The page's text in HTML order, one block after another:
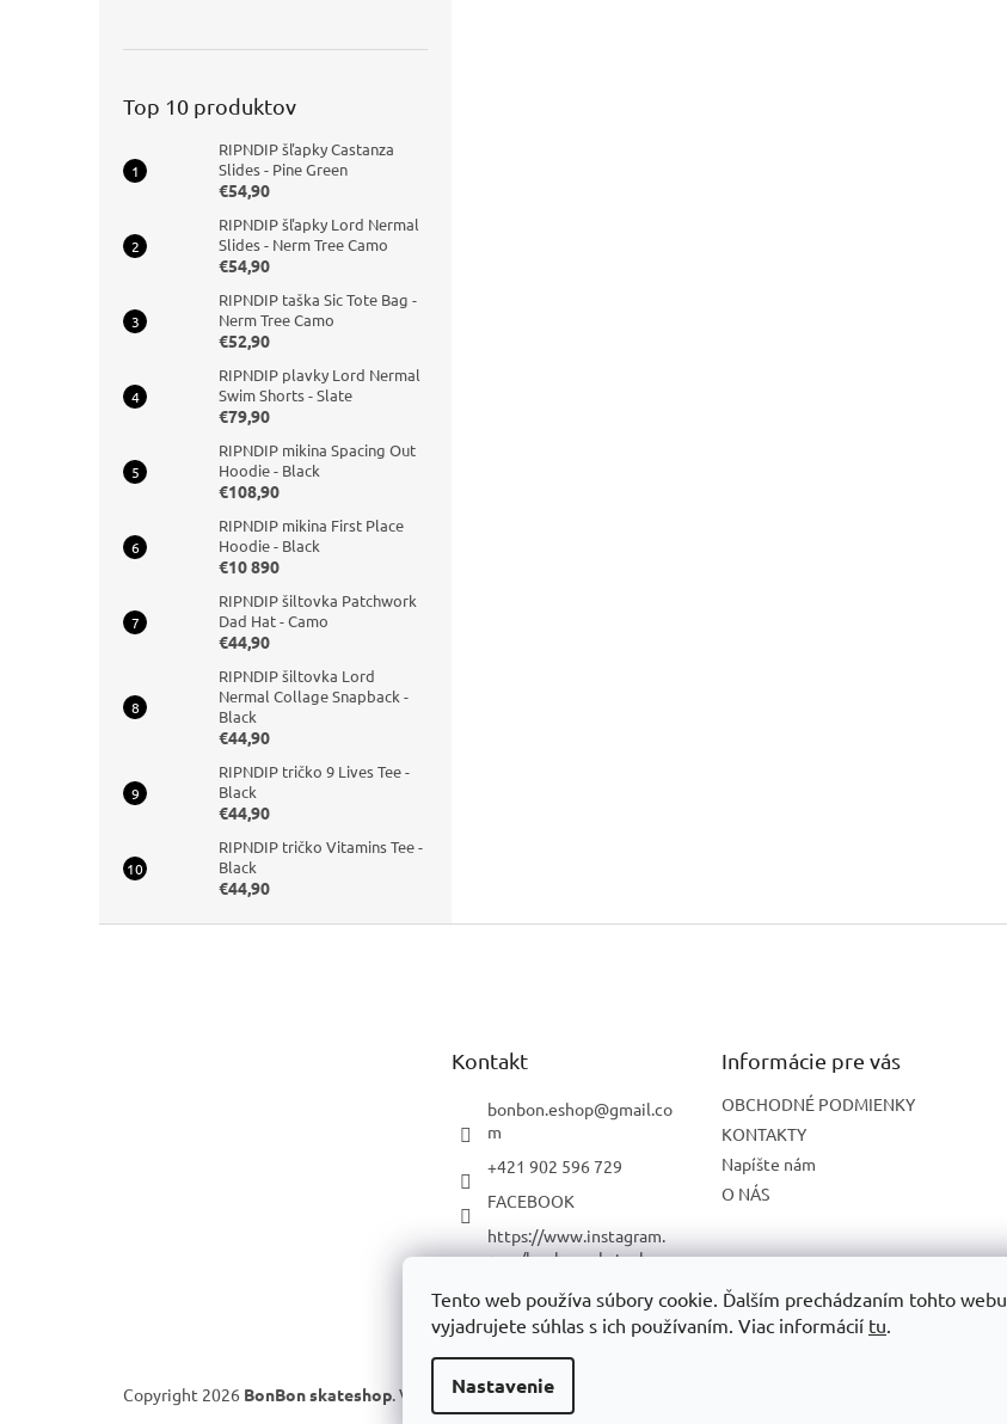
Tento web používa súbory cookie. Ďalším prechádzaním tohto webu
vyjadrujete súhlas s ich používaním. Viac informácií tu.
Nastavenie
Top 10 produktov
RIPNDIP šľapky Castanza
Slides - Pine Green
€54,90
RIPNDIP šľapky Lord Nermal
Slides - Nerm Tree Camo
€54,90
RIPNDIP taška Sic Tote Bag -
Nerm Tree Camo
€52,90
RIPNDIP plavky Lord Nermal
Swim Shorts - Slate
€79,90
RIPNDIP mikina Spacing Out
Hoodie - Black
€108,90
RIPNDIP mikina First Place
Hoodie - Black
€10 890
RIPNDIP šiltovka Patchwork
Dad Hat - Camo
€44,90
RIPNDIP šiltovka Lord
Nermal Collage Snapback -
Black
€44,90
RIPNDIP tričko 9 Lives Tee -
Black
€44,90
RIPNDIP tričko Vitamins Tee -
Black
€44,90
Kontakt
bonbon.eshop@gmail.co
m
+421 902 596 729
FACEBOOK
https://www.instagram.
com/bonbon_skatesho
YOUTUBE
Informácie pre vás
OBCHODNÉ PODMIENKY
KONTAKTY
Napíšte nám
O NÁS
Copyright 2026 BonBon skateshop. Všetky práva vyhradené.